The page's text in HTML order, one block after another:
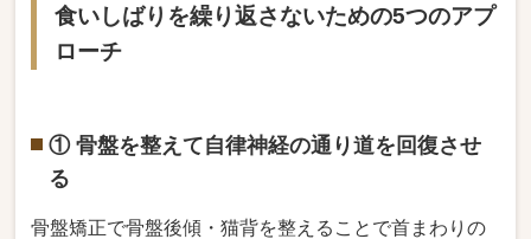
食いしばりを繰り返さないための5つのアプ
ローチ
① 骨盤を整えて自律神経の通り道を回復させ
る
骨盤矯正で骨盤後傾・猫背を整えることで首まわりの